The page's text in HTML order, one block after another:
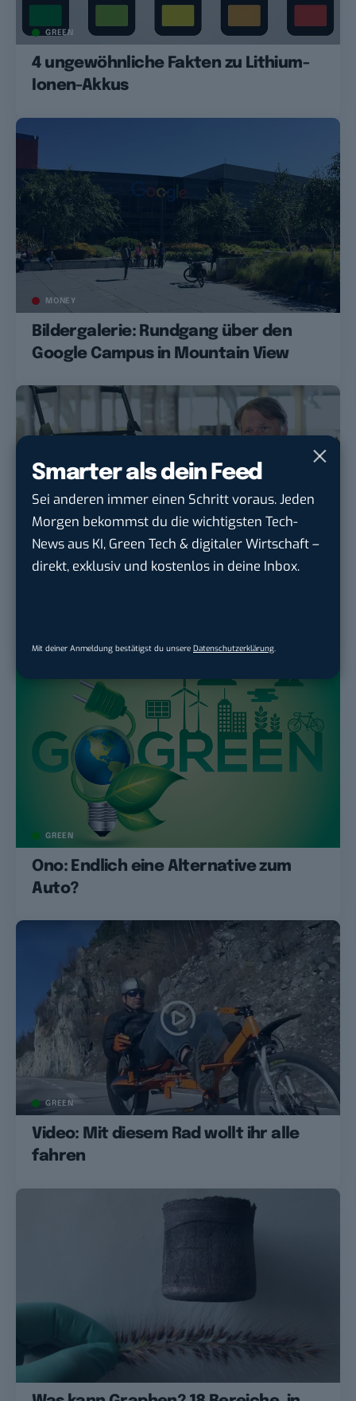
Smarter als dein Feed
Sei anderen immer einen Schritt voraus. Jeden
Morgen bekommst du die wichtigsten Tech-
News aus KI, Green Tech & digitaler Wirtschaft –
direkt, exklusiv und kostenlos in deine Inbox.
Mit deiner Anmeldung bestätigst du unsere Datenschutzerklärung
GREEN
4 ungewöhnliche Fakten zu Lithium-
Ionen-Akkus
MONEY
Bildergalerie: Rundgang über den
Google Campus in Mountain View
GREEN
GREEN
Ono: Endlich eine Alternative zum
Auto?
GREEN
Video: Mit diesem Rad wollt ihr alle
fahren